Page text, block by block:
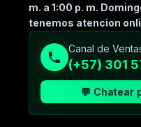
m. a 1:00 p. m.
tenemos atencion
Canal de
(+57) 301
💬 Chatear